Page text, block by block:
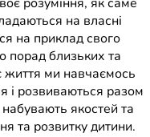
на власні
на приклад свого
порад близьких та
життя ми навчаємось
і розвиваються разом
якостей та
та розвитку дитини.